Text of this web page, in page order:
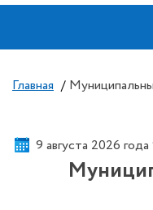
Главная /
9 августа 2026